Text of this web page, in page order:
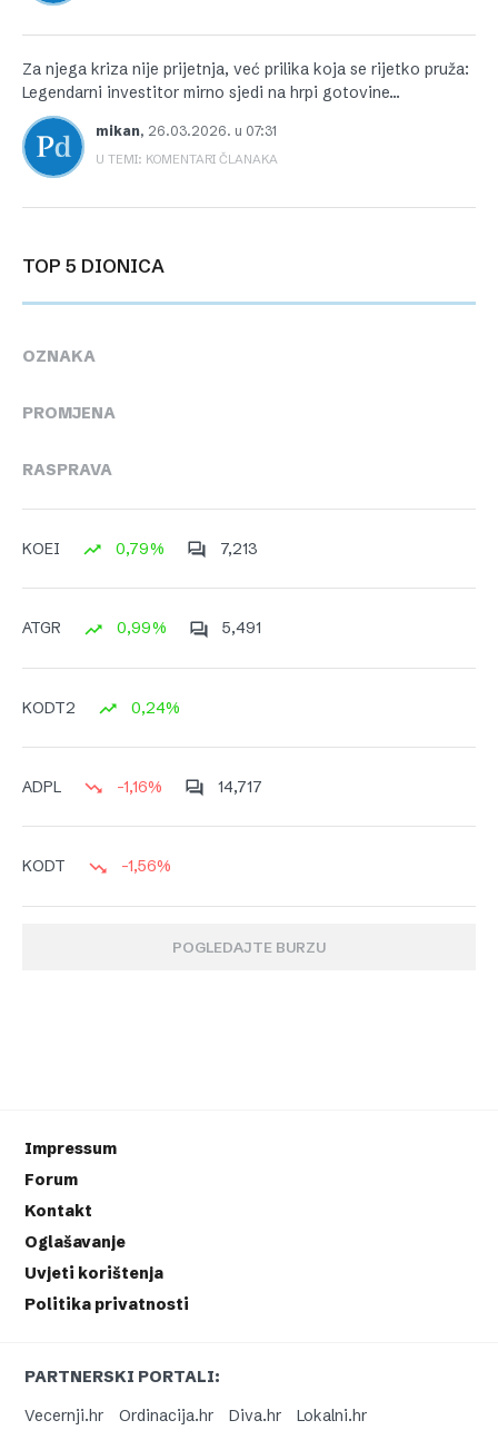
Za njega kriza nije prijetnja, već prilika koja se rijetko pruža:
Legendarni investitor mirno sjedi na hrpi gotovine…
mikan, 26.03.2026. u 07:31
U TEMI: KOMENTARI ČLANAKA
TOP 5 DIONICA
OZNAKA
PROMJENA
RASPRAVA
KOEI 0,79% 7,213
ATGR 0,99% 5,491
KODT2 0,24%
ADPL -1,16% 14,717
KODT -1,56%
POGLEDAJTE BURZU
Impressum
Forum
Kontakt
Oglašavanje
Uvjeti korištenja
Politika privatnosti
PARTNERSKI PORTALI:
Vecernji.hr
Ordinacija.hr Diva.hr
Lokalni.hr